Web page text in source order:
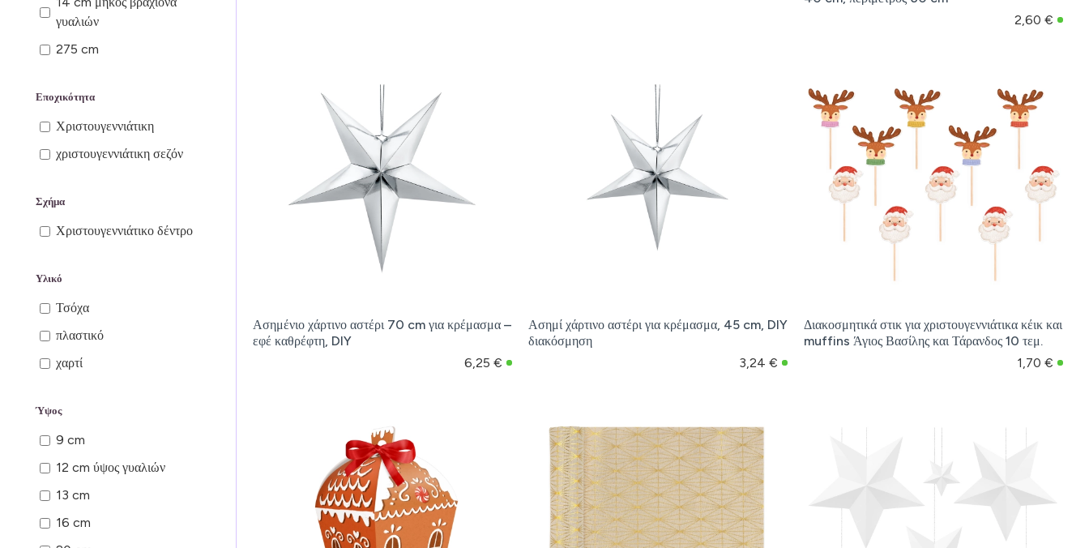
Ύψος
9 cm
12 cm ύψος γυαλιών
13 cm
16 cm
γυαλιών
275 cm
Υλικό
Τσόχα
πλαστικό
χαρτί
Εποχικότητα
Χριστουγεννιάτικη
χριστουγεννιάτικη σεζόν
Σχήμα
Χριστουγεννιάτικο δέντρο
2,60 €
Ασημένιο χάρτινο αστέρι 70 cm για κρέμασμα –
εφέ καθρέφτη, DIY
6,25 €
Ασημί χάρτινο αστέρι για κρέμασμα, 45 cm, DIY
διακόσμηση
3,24 €
Διακοσμητικά στικ για χριστουγεννιάτικα κέικ και
muffins Άγιος Βασίλης και Τάρανδος 10 τεμ.
1,70 €